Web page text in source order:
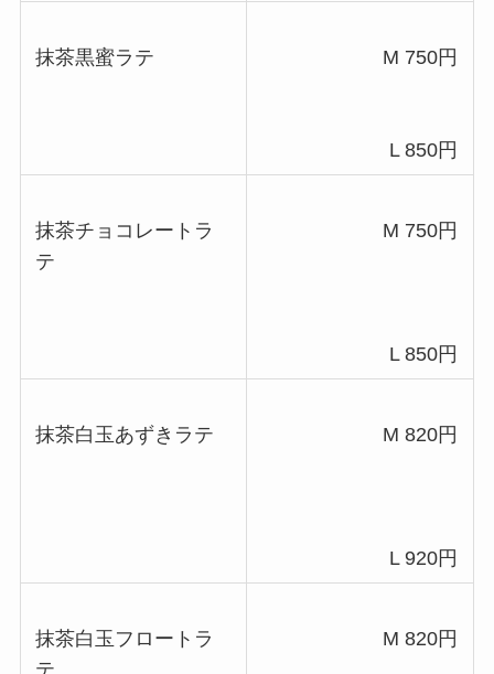
抹茶黒蜜ラテ M 750円
L 850円
抹茶チョコレートラ
テ
M 750円
L 850円
抹茶白玉あずきラテ M 820円
L 920円
抹茶白玉フロートラ
M 820円